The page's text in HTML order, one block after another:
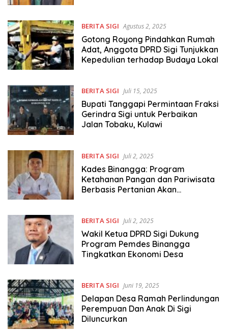
BERITA SIGI Agustus 2, 2025
Gotong Royong Pindahkan Rumah
Adat, Anggota DPRD Sigi Tunjukkan
Kepedulian terhadap Budaya Lokal
BERITA SIGI Juli 15, 2025
Bupati Tanggapi Permintaan Fraksi
Gerindra Sigi untuk Perbaikan
Jalan Tobaku, Kulawi
BERITA SIGI Juli 2, 2025
Kades Binangga: Program
Ketahanan Pangan dan Pariwisata
Berbasis Pertanian Akan
BERITA SIGI Juli 2, 2025
Wakil Ketua DPRD Sigi Dukung
Program Pemdes Binangga
Tingkatkan Ekonomi Desa
BERITA SIGI Juni 19, 2025
Delapan Desa Ramah Perlindungan
Perempuan Dan Anak Di Sigi
Diluncurkan